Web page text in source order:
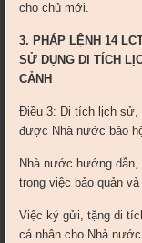
cho chủ mới.
3. PHÁP LỆNH 14
SỬ DỤNG DI TÍCH
CẢNH
Điều 3: Di tích lịch sử,
được Nhà nước bảo
Nhà nước hướng
trong việc bảo quản
Việc ký gửi, tặng di
cá nhân cho Nhà